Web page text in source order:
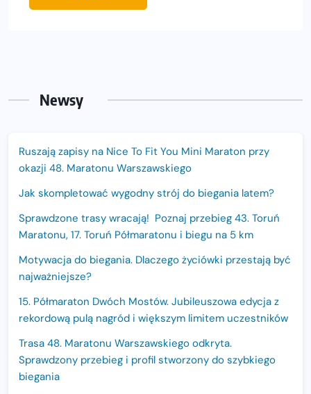
Newsy
Ruszają zapisy na Nice To Fit You Mini Maraton przy
okazji 48. Maratonu Warszawskiego
Jak skompletować wygodny strój do biegania latem?
Sprawdzone trasy wracają! Poznaj przebieg 43. Toruń
Maratonu, 17. Toruń Półmaratonu i biegu na 5 km
Motywacja do biegania. Dlaczego życiówki przestają być
najważniejsze?
15. Półmaraton Dwóch Mostów. Jubileuszowa edycja z
rekordową pulą nagród i większym limitem uczestników
Trasa 48. Maratonu Warszawskiego odkryta.
Sprawdzony przebieg i profil stworzony do szybkiego
biegania